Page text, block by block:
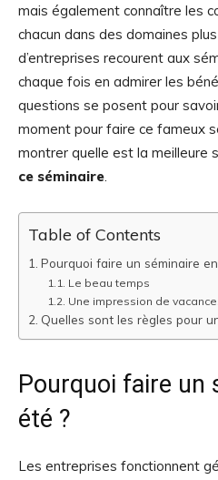
mais également connaître les
chacun dans des domaines
d’entreprises recourent aux
chaque fois en admirer les
questions se posent pour
moment pour faire ce fameux
montrer quelle est la meilleure
ce séminaire.
Table of Contents
Pourquoi faire un séminaire
Le beau temps
Une impression de
Quelles sont les règles pour
Pourquoi faire un
été ?
Les entreprises fonctionnent